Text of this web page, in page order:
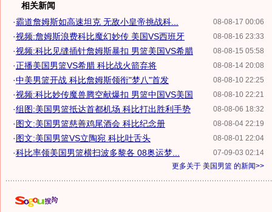
相关新闻
08-08-17 00:06
·霸道詹姆斯如高速坦克 无敌小皇帝挑战科...
08-08-16 23:33
·视频:詹姆斯浪费科比魔幻妙传 美国VS西班牙
08-08-15 05:58
·视频:科比见缝插针詹姆斯暴扣 男篮美国VS希腊
08-08-14 20:08
·正播美国男篮VS希腊 科比战火箭弃将
08-08-10 22:25
·中美男篮开战 科比詹姆斯领衔"梦八"首发
08-08-10 22:21
·视频:科比妙传魔兽腾空献爆扣 男篮中国VS美国
08-08-06 18:32
·组图:美国男篮抵达首都机场 科比打出胜利手势
08-08-04 22:19
·图文:美国男篮慈善鸡尾酒会 科比纪念册
08-08-01 22:04
·图文:美国男篮VS立陶宛 科比吐舌头
07-09-03 02:14
·科比率领美国男篮横扫波多黎各 08奥运梦...
更多关于 美国男篮 的新闻>>